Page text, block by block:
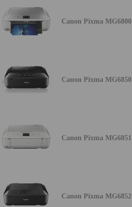
Canon Pixma MG6800
Canon Pixma MG6850
Canon Pixma MG6851
Canon Pixma MG6852